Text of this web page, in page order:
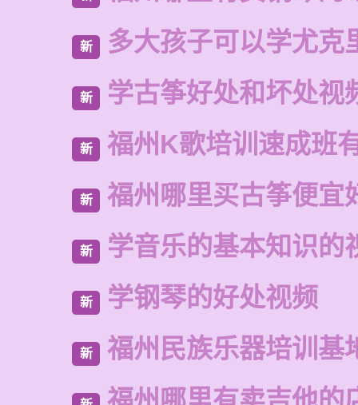
新 多大孩子可以学尤克
新 学古筝好处和坏处视
新 福州K歌培训速成班
新 福州哪里买古筝便宜
新 学音乐的基本知识的
新 学钢琴的好处视频
新 福州民族乐器培训基